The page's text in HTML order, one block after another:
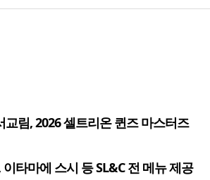
교림, 2026 셀트리온 퀸즈 마스터즈
타마에 스시 등 SL&C 전 메뉴 제공